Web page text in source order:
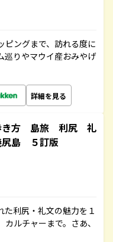
ピングまで、訪れる度に
巡りやマウイ産おみやげ
詳細を見る
き方 島旅 利尻 礼
島 ５訂版
利尻・礼文の魅力を１
ルチャーまで。さあ、